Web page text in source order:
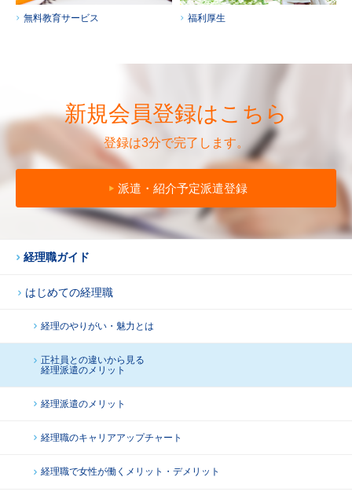
無料教育サービス 福利厚生
新規会員登録はこちら
登録は3分で完了します。
派遣・紹介予定派遣登録
経理職ガイド
はじめての経理職
経理のやりがい・魅力とは
正社員との違いから見る
経理派遣のメリット
経理派遣のメリット
経理職のキャリアアップチャート
経理職で女性が働くメリット・デメリット